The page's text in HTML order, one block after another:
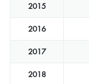
2015
2016
2017
2018